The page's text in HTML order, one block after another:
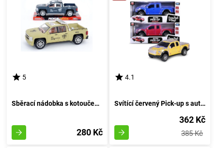
5
Sběrací nádobka s kotoučem 27 cm - barva písku
280 Kč
4.1
Svítící červený Pick-up s automatickým ovládáním
362 Kč
385 Kč